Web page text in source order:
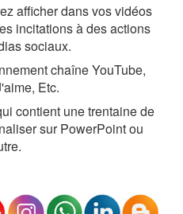
afficher dans vos vidéos
incitations à des actions
sociaux.
chaîne YouTube,
Etc.
contient une trentaine de
sur PowerPoint ou